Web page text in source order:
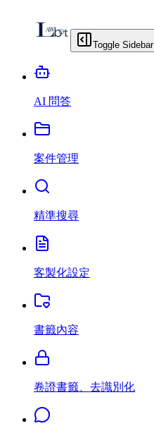
Toggle Sidebar
AI 問答
案件管理
精準搜尋
客製化設定
書籤內容
卷證書籤、去識別化